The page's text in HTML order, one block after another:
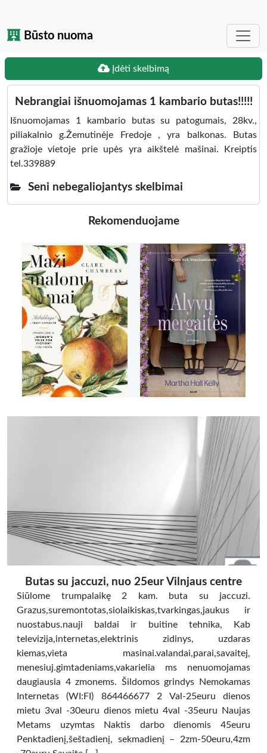
Būsto nuoma
Įdėti skelbimą
Nebrangiai išnuomojamas 1 kambario butas!!!!!
Išnuomojamas 1 kambario butas su patogumais, 28kv.,
piliakalnio g.Žemutinėje Fredoje , yra balkonas. Butas
gražioje vietoje prie upės yra aikštelė mašinai. Kreiptis
tel.339889
Seni nebegaliojantys skelbimai
Rekomenduojame
Butas su jaccuzi, nuo 25eur Vilnjaus centre
Siūlome trumpalaikę 2 kam. buta su jaccuzi.
Grazus,suremontotas,siolaikiskas,tvarkingas,jaukus ir
nuostabus.nauji baldai ir buitine tehnika, Kab
televizija,internetas,elektrinis zidinys, uzdaras
kiemas,vieta masinai.valandai,parai,savaitej,
menesiuj.gimtadeniams,vakarielia ms nenuomojamas
daugiausia 4 zmonems. Šildomos grindys Nemokamas
Internetas (WI:FI) 864466677 2 Val-25euru dienos
mietu 3val -30euru dienos mietu 4val -35euru Naujas
Metams uzymtas Naktis darbo dienomis 45euru
Penktadienį,šeštadienį, sekmadienį – 2zm-50euru,4zm